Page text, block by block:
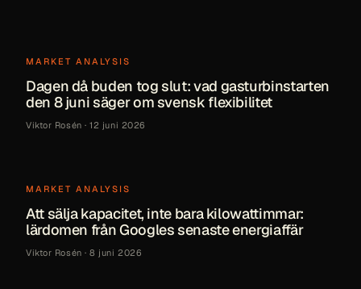
MARKET ANALYSIS
Dagen då buden tog slut: vad gasturbinstarten
den 8 juni säger om svensk flexibilitet
Viktor Rosén ·12 juni 2026
MARKET ANALYSIS
Att sälja kapacitet, inte bara kilowattimmar:
lärdomen från Googles senaste energiaffär
Viktor Rosén ·8 juni 2026